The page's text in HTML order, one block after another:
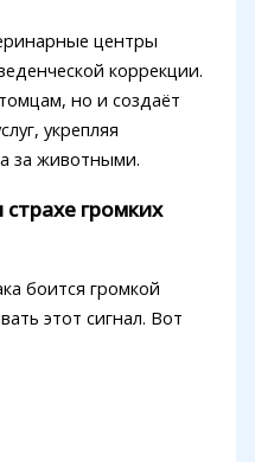
центры
коррекции.
но и создаёт
укрепляя
за животными.
громких
боится громкой
этот сигнал. Вот